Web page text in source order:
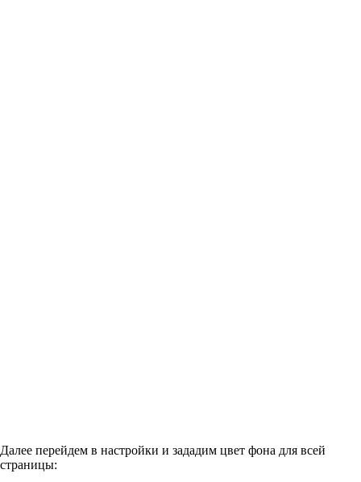
Далее перейдем в настройки и зададим цвет фона для всей
страницы: